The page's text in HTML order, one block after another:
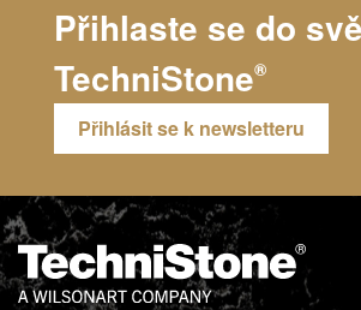
Přihlaste se do
TechniStone®
Přihlásit se k newsletteru